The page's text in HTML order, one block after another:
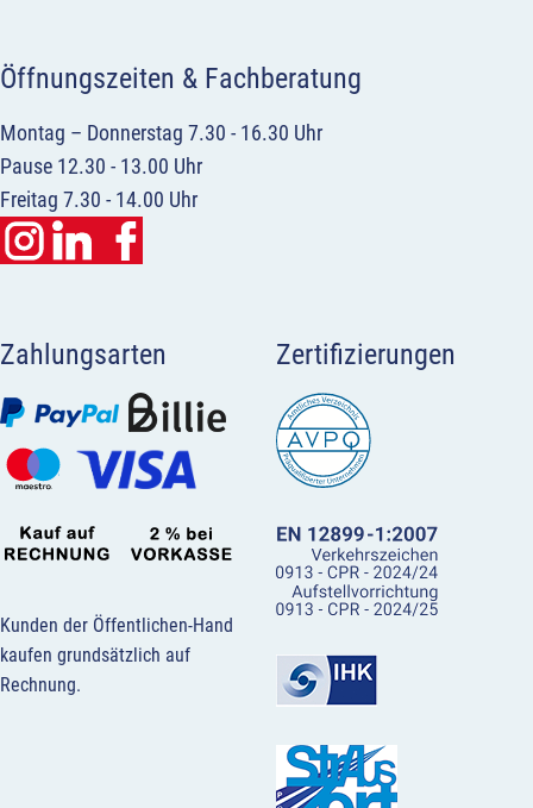
Öffnungszeiten & Fachberatung
Montag – Donnerstag 7.30 - 16.30 Uhr
Pause 12.30 - 13.00 Uhr
Freitag 7.30 - 14.00 Uhr
Zahlungsarten
Kunden der Öffentlichen-Hand
kaufen grundsätzlich auf
Rechnung.
Zertifizierungen